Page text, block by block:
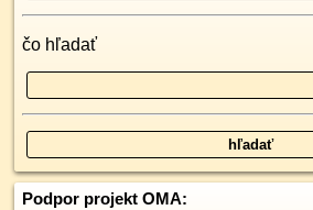
čo hľadať
Podpor projekt OMA: